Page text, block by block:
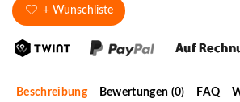
+ Wunschliste
Beschreibung Bewertungen (0) FAQ